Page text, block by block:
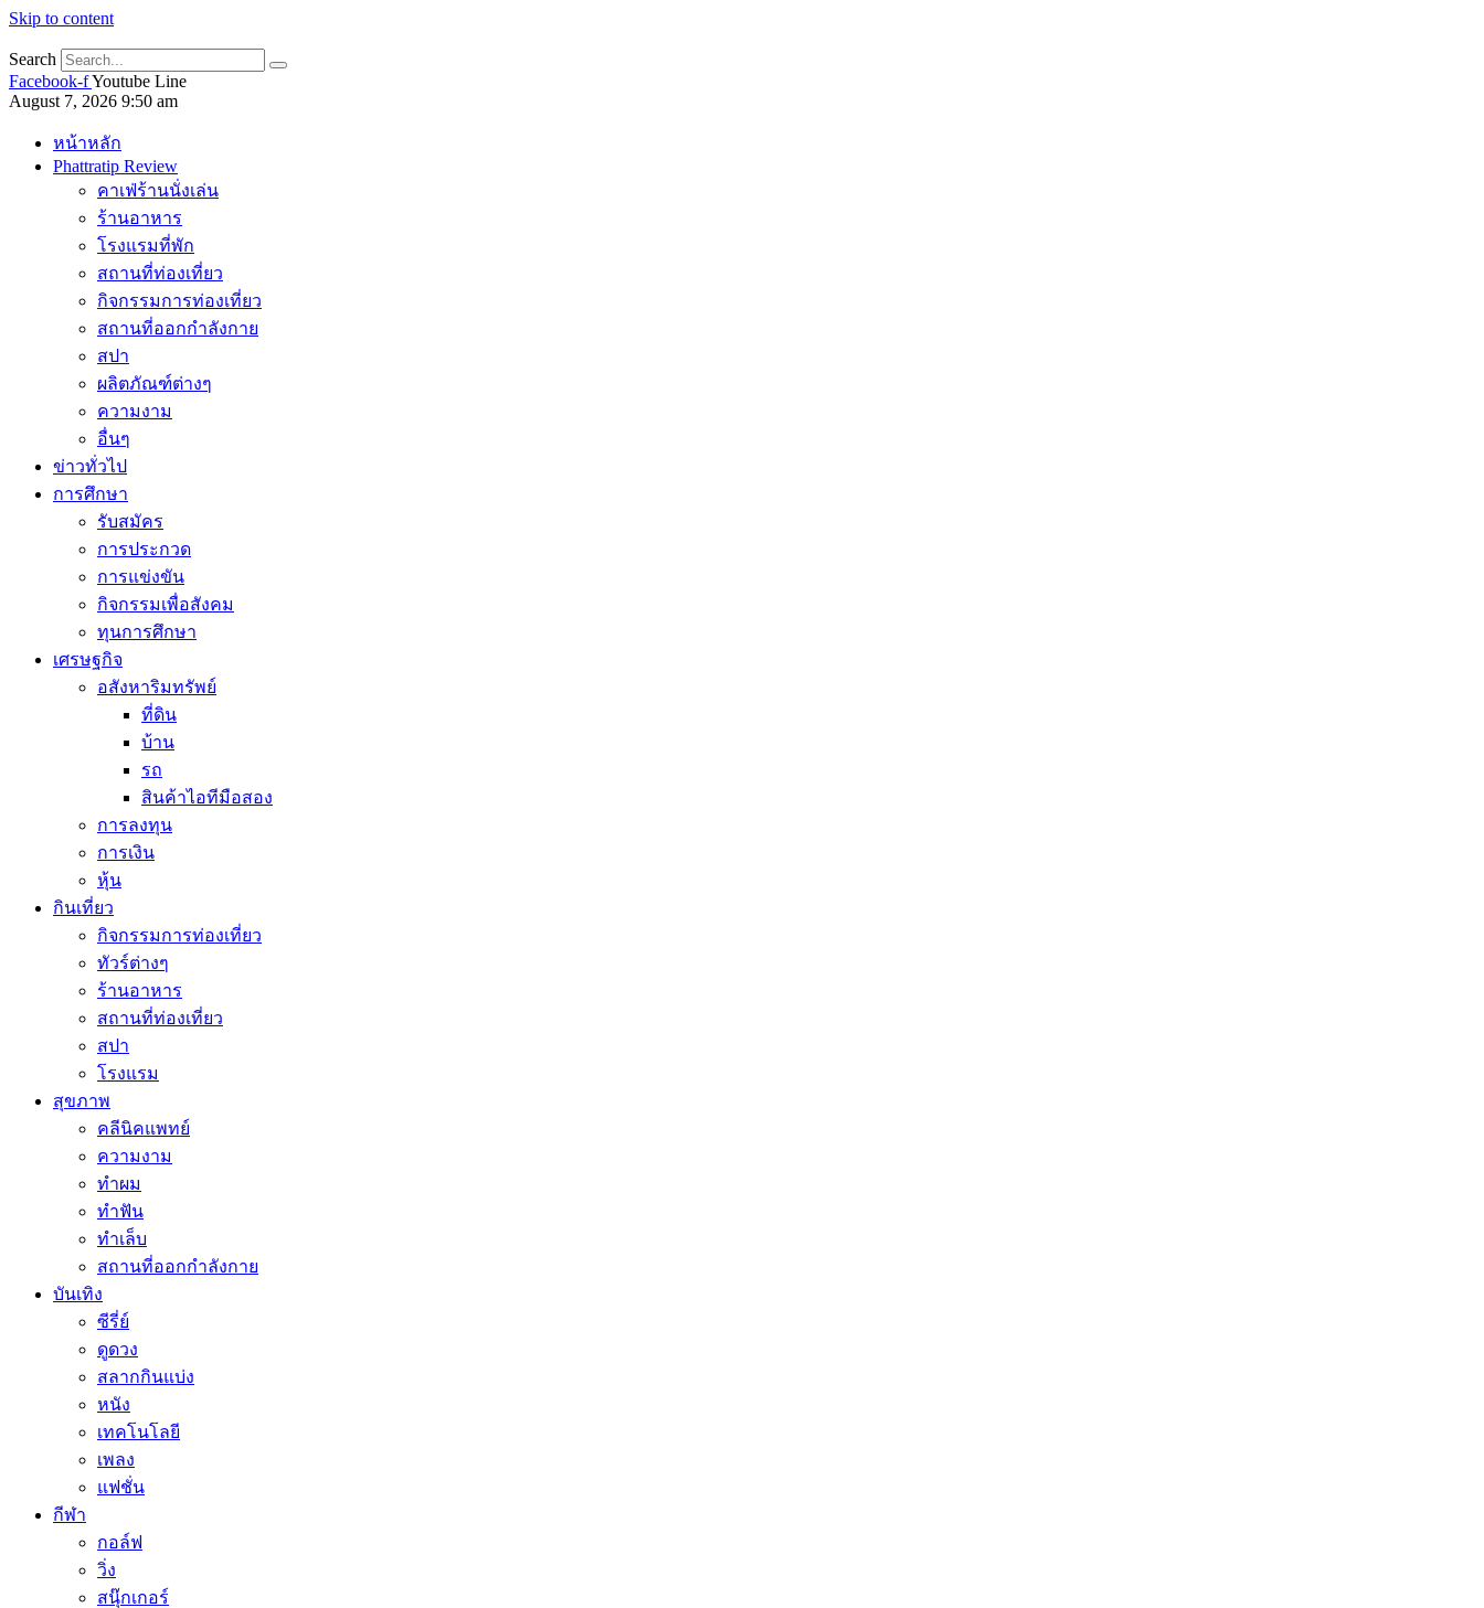
Skip to content
Search
Facebook-fYoutube Line
August 7, 2026 9:50 am
หน้าหลัก
Phattratip Review
คาเฟ่ร้านนั่งเล่น
ร้านอาหาร
โรงแรมที่พัก
สถานที่ท่องเที่ยว
กิจกรรมการท่องเที่ยว
สถานที่ออกกำลังกาย
สปา
ผลิตภัณฑ์ต่างๆ
ความงาม
อื่นๆ
ข่าวทั่วไป
การศึกษา
รับสมัคร
การประกวด
การแข่งขัน
กิจกรรมเพื่อสังคม
ทุนการศึกษา
เศรษฐกิจ
อสังหาริมทรัพย์
ที่ดิน
บ้าน
รถ
สินค้าไอทีมือสอง
การลงทุน
การเงิน
หุ้น
กินเที่ยว
กิจกรรมการท่องเที่ยว
ทัวร์ต่างๆ
ร้านอาหาร
สถานที่ท่องเที่ยว
สปา
โรงแรม
สุขภาพ
คลีนิคแพทย์
ความงาม
ทำผม
ทำฟัน
ทำเล็บ
สถานที่ออกกำลังกาย
บันเทิง
ซีรี่ย์
ดูดวง
สลากกินแบ่ง
หนัง
เทคโนโลยี
เพลง
แฟชั่น
กีฬา
กอล์ฟ
วิ่ง
สนุ๊กเกอร์